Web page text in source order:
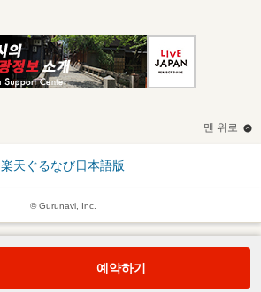
맨 위로
楽天ぐるなび日本語版
© Gurunavi, Inc.
예약하기